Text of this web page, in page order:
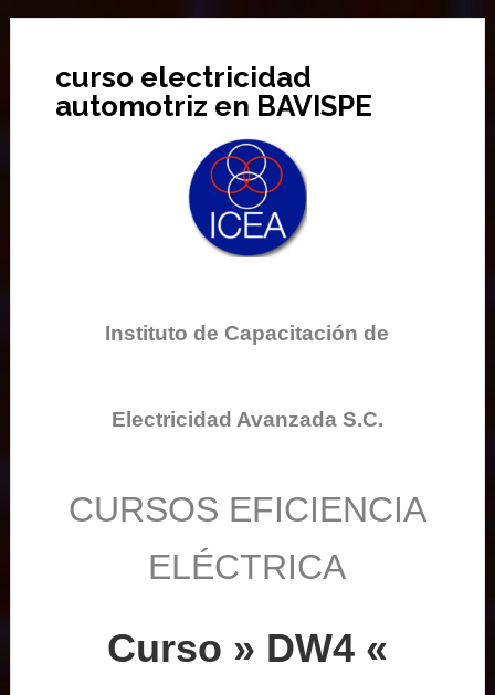
curso electricidad
automotriz en BAVISPE
Instituto de Capacitación de
Electricidad Avanzada S.C.
CURSOS EFICIENCIA
ELÉCTRICA
Curso » DW4 «